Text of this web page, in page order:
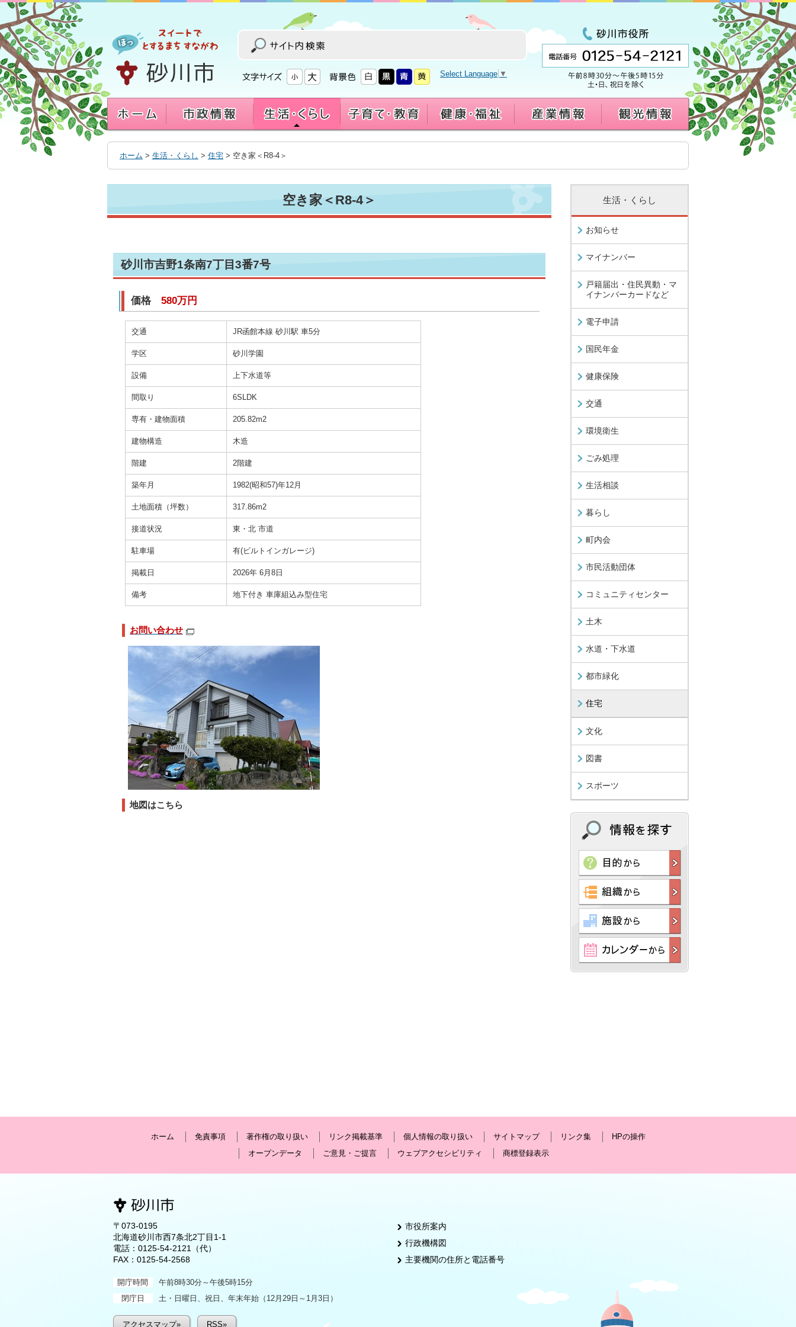
へ
移
動
す
る
Select Language ▼
ホーム > 生活・くらし > 住宅 > 空き家＜R8-4＞
空き家＜R8-4＞
砂川市吉野1条南7丁目3番7号
価格 580万円
交通 JR函館本線 砂川駅 車5分
学区 砂川学園
設備 上下水道等
間取り 6SLDK
専有・建物面積 205.82m2
建物構造 木造
階建 2階建
築年月 1982(昭和57)年12月
土地面積（坪数） 317.86m2
接道状況 東・北 市道
駐車場 有(ビルトインガレージ)
掲載日 2026年 6月8日
備考 地下付き 車庫組込み型住宅
お問い合わせ
地図はこちら
生活・くらし
お知らせ
マイナンバー
戸籍届出・住民異動・マ
イナンバーカードなど
電子申請
国民年金
健康保険
交通
環境衛生
ごみ処理
生活相談
暮らし
町内会
市民活動団体
コミュニティセンター
土木
水道・下水道
都市緑化
住宅
文化
図書
スポーツ
ホーム 免責事項 著作権の取り扱い リンク掲載基準 個人情報の取り扱い サイトマップ リンク集
HPの操作
オープンデータ
ご意見・ご提言 ウェブアクセシビリティ 商標登録表示
〒073-0195
北海道砂川市西7条北2丁目1-1
電話： 0125-54-2121
（代）
FAX：0125-54-2568
開庁時間
午前8時30分～午後5時15分
閉庁日
土・日曜日、祝日、年末年始（12月29日～1月3日）
アクセスマップ» RSS»
市役所案内
行政機構図
主要機関の住所と電話番号